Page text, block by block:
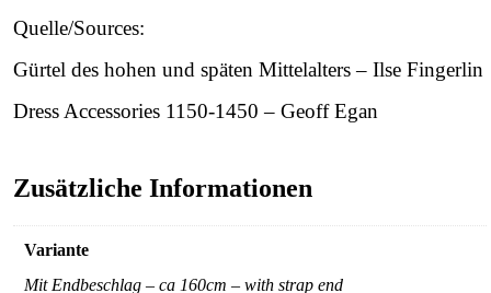
Quelle/Sources:
Gürtel des hohen und späten Mittelalters – Ilse Fingerlin
Dress Accessories 1150-1450 – Geoff Egan
Zusätzliche Informationen
Variante
Mit Endbeschlag – ca 160cm – with strap end